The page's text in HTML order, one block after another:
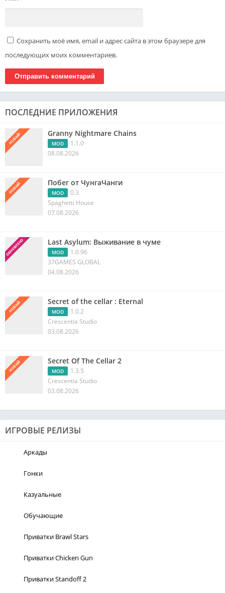
Сохранить моё имя, email и адрес сайта в этом браузере для
последующих моих комментариев.
ПОСЛЕДНИЕ ПРИЛОЖЕНИЯ
НОВЫЙ Granny Nightmare Chains
MOD
1.1.0
08.08.2026
НОВЫЙ Побег от ЧунгаЧанги
MOD
0.3
Spaghetti House
07.08.2026
ОБНОВЛЕНО Last Asylum: Выживание в чуме
MOD
1.0.96
37GAMES GLOBAL
04.08.2026
НОВЫЙ Secret of the cellar : Eternal
MOD
1.0.2
Crescentia Studio
03.08.2026
НОВЫЙ Secret Of The Cellar 2
MOD
1.3.5
Crescentia Studio
03.08.2026
ИГРОВЫЕ РЕЛИЗЫ
Аркады
Гонки
Казуальные
Обучающие
Приватки Brawl Stars
Приватки Chicken Gun
Приватки Standoff 2